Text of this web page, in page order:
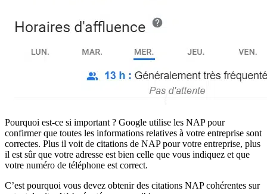
Pourquoi est-ce si important ? Google utilise les NAP pour
confirmer que toutes les informations relatives à votre entreprise sont
correctes. Plus il voit de citations de NAP pour votre entreprise, plus
il est sûr que votre adresse est bien celle que vous indiquez et que
votre numéro de téléphone est correct.
C’est pourquoi vous devez obtenir des citations NAP cohérentes sur